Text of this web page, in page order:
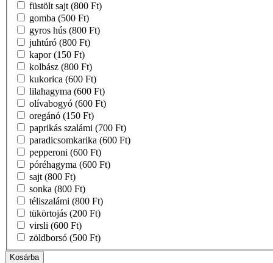
füstölt sajt (800 Ft)
gomba (500 Ft)
gyros hús (800 Ft)
juhtúró (800 Ft)
kapor(150 Ft)
kolbász (800 Ft)
kukorica (600 Ft)
lilahagyma (600 Ft)
olívabogyó (600 Ft)
oregánó (150 Ft)
paprikás szalámi (700 Ft)
paradicsomkarika (600 Ft)
pepperoni (600 Ft)
póréhagyma (600 Ft)
sajt (800 Ft)
sonka (800 Ft)
téliszalámi (800 Ft)
tükörtojás (200 Ft)
virsli (600 Ft)
zöldborsó (500 Ft)